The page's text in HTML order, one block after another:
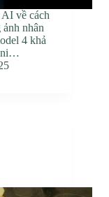
về cách
nhân
4 khả